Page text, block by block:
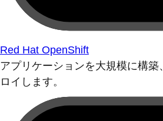
Red Hat OpenShift
アプリケーションを大規模に構
ロイします。